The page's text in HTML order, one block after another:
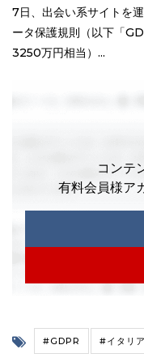
7日、出会い系サイトを
ータ保護規則（以下「
3250万円相当）...
コンテ
有料会員様ア
#GDPR #イタリア